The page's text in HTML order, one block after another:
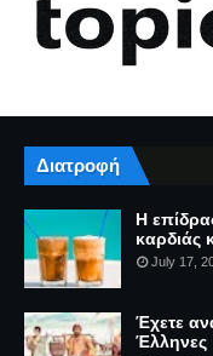
Διατροφή
Η
καρδιάς
July 17,
Έχετε
Έλληνες